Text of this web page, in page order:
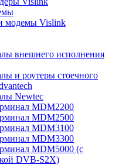
модемы Vislink
внешнего исполнения
и роутеры стоечного
Newtec
MDM2200
MDM2500
MDM3100
MDM3300
MDM5000 (с
DVB-S2X)